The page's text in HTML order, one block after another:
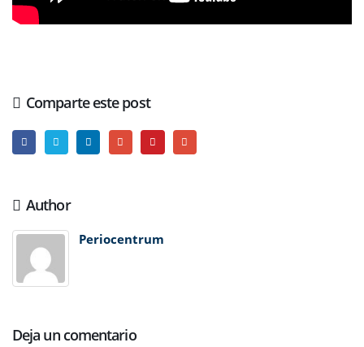
Comparte este post
Author
Periocentrum
Deja un comentario